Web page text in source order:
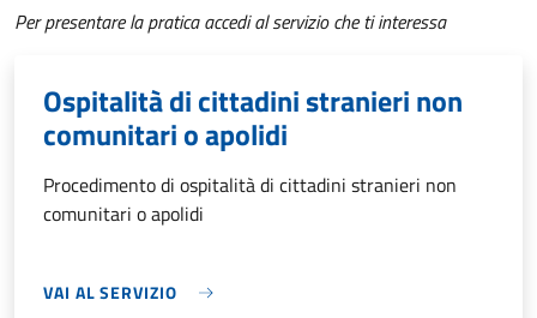
Per presentare la pratica accedi al servizio che ti interessa
Ospitalità di cittadini stranieri non
comunitari o apolidi
Procedimento di ospitalità di cittadini stranieri non
comunitari o apolidi
VAI AL SERVIZIO